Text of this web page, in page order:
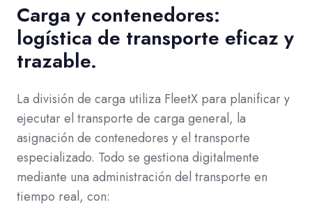
Carga y contenedores:
logística de transporte eficaz y
trazable.
La división de carga utiliza FleetX para planificar y
ejecutar el transporte de carga general, la
asignación de contenedores y el transporte
especializado. Todo se gestiona digitalmente
mediante una administración del transporte en
tiempo real, con: